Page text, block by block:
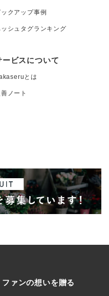
ックアップ事例
シュタグランキング
ービスについて
とは
ノート
ファンの想いを贈る